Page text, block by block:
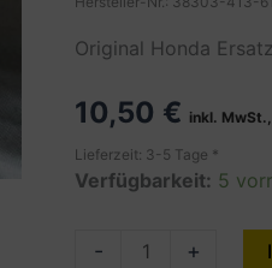
Original Honda
10,50 € inkl.
Lieferzeit: 3-5 Tage *
Verfügbarkeit: 5
-
SUB.CORD
+